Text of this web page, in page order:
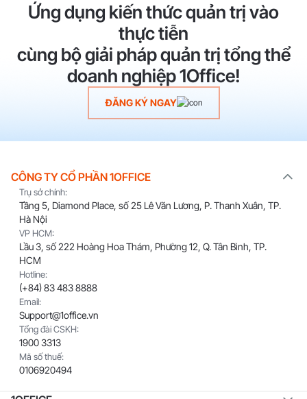
Ứng dụng kiến thức quản trị vào
thực tiễn
cùng bộ giải pháp quản trị tổng thể
doanh nghiệp 1Office!
ĐĂNG KÝ NGAY
CÔNG TY CỔ PHẦN 1OFFICE
Trụ sở chính:
Tầng 5, Diamond Place, số 25 Lê Văn Lương, P. Thanh Xuân, TP.
Hà Nội
VP HCM:
Lầu 3, số 222 Hoàng Hoa Thám, Phường 12, Q. Tân Bình, TP.
HCM
Hotline:
(+84) 83 483 8888
Email:
Support@1office.vn
Tổng đài CSKH:
1900 3313
Mã số thuế:
0106920494